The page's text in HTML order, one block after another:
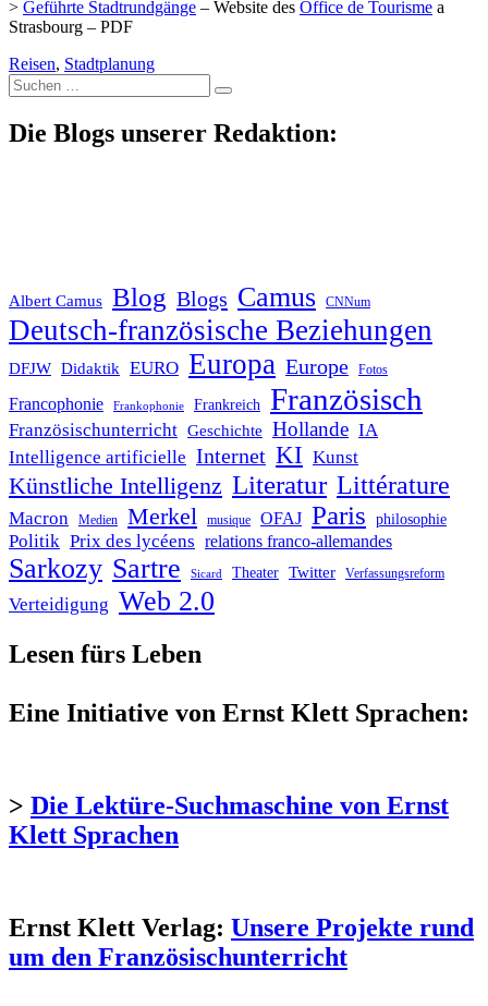
> Geführte Stadtrundgänge – Website des Office de Tourisme a
Strasbourg – PDF
Reisen, Stadtplanung
Suche
nach:
Die Blogs unserer Redaktion:
Albert Camus Blog Blogs Camus CNNum
Deutsch-französische Beziehungen
DFJW Didaktik EURO Europa Europe Fotos
Francophonie Frankophonie Frankreich Französisch
Französischunterricht Geschichte Hollande IA
Intelligence artificielle Internet KI Kunst
Künstliche Intelligenz Literatur Littérature
Macron Medien Merkel musique OFAJ Paris philosophie
Politik Prix des lycéens relations franco-allemandes
Sarkozy Sartre Sicard Theater Twitter Verfassungsreform
Verteidigung Web 2.0
Lesen fürs Leben
Eine Initiative von Ernst Klett Sprachen:
> Die Lektüre-Suchmaschine von Ernst
Klett Sprachen
Ernst Klett Verlag: Unsere Projekte rund
um den Französischunterricht